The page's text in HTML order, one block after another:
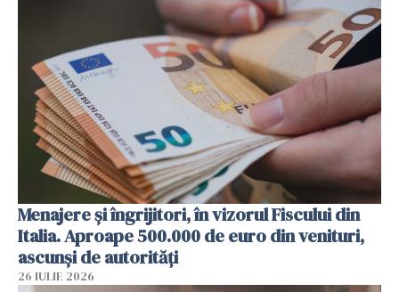
Menajere și îngrijitori, în vizorul Fiscului din
Italia. Aproape 500.000 de euro din venituri,
ascunși de autorități
26 IULIE 2026